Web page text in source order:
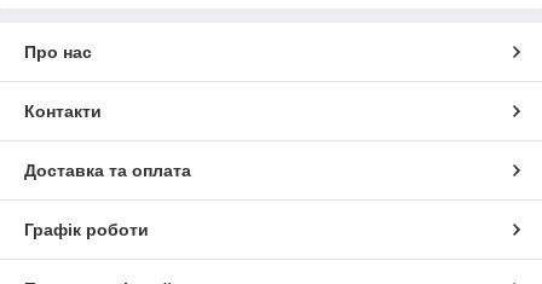
Про нас
Контакти
Доставка та оплата
Графік роботи